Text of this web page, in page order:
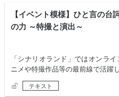
【イベント模様】ひと言の台詞
の力 ～特撮と演出～
「シナリオランド」ではオンラ
ニメや特撮作品等の最前線で活躍
テキスト